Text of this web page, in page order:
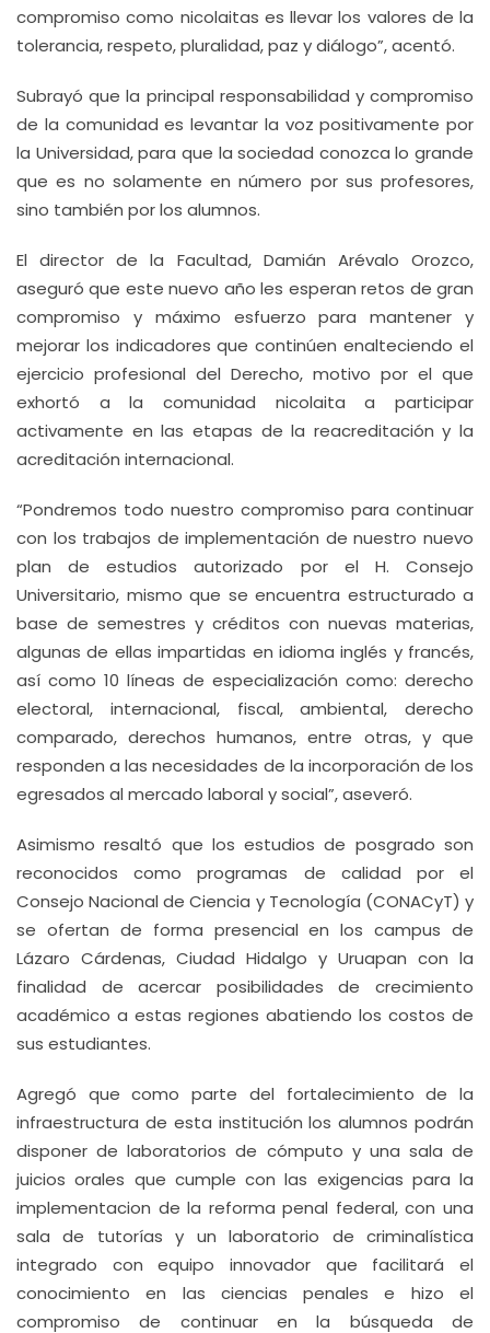
compromiso como nicolaitas es llevar los valores de la
tolerancia, respeto, pluralidad, paz y diálogo”, acentó.
Subrayó que la principal responsabilidad y compromiso
de la comunidad es levantar la voz positivamente por
la Universidad, para que la sociedad conozca lo grande
que es no solamente en número por sus profesores,
sino también por los alumnos.
El director de la Facultad, Damián Arévalo Orozco,
aseguró que este nuevo año les esperan retos de gran
compromiso y máximo esfuerzo para mantener y
mejorar los indicadores que continúen enalteciendo el
ejercicio profesional del Derecho, motivo por el que
exhortó a la comunidad nicolaita a participar
activamente en las etapas de la reacreditación y la
acreditación internacional.
“Pondremos todo nuestro compromiso para continuar
con los trabajos de implementación de nuestro nuevo
plan de estudios autorizado por el H. Consejo
Universitario, mismo que se encuentra estructurado a
base de semestres y créditos con nuevas materias,
algunas de ellas impartidas en idioma inglés y francés,
así como 10 líneas de especialización como: derecho
electoral, internacional, fiscal, ambiental, derecho
comparado, derechos humanos, entre otras, y que
responden a las necesidades de la incorporación de los
egresados al mercado laboral y social”, aseveró.
Asimismo resaltó que los estudios de posgrado son
reconocidos como programas de calidad por el
Consejo Nacional de Ciencia y Tecnología (CONACyT) y
se ofertan de forma presencial en los campus de
Lázaro Cárdenas, Ciudad Hidalgo y Uruapan con la
finalidad de acercar posibilidades de crecimiento
académico a estas regiones abatiendo los costos de
sus estudiantes.
Agregó que como parte del fortalecimiento de la
infraestructura de esta institución los alumnos podrán
disponer de laboratorios de cómputo y una sala de
juicios orales que cumple con las exigencias para la
implementacion de la reforma penal federal, con una
sala de tutorías y un laboratorio de criminalística
integrado con equipo innovador que facilitará el
conocimiento en las ciencias penales e hizo el
compromiso de continuar en la búsqueda de